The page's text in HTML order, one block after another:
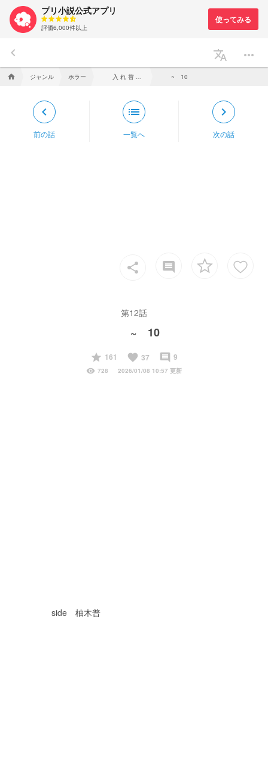
プリ小説公式アプリ
評価6,000件以上
keyboard_arrow_left translate more_horiz
home ジャンル ホラー ~ 10
keyboard_arrow_left
前の話
list
一覧へ
keyboard_arrow_right
次の話
share insert_comment
第12話
~ 10
start
161 favorite 37 insert_comment 9
visibility 728 2026/01/08 10:57 更新
side　柚木普